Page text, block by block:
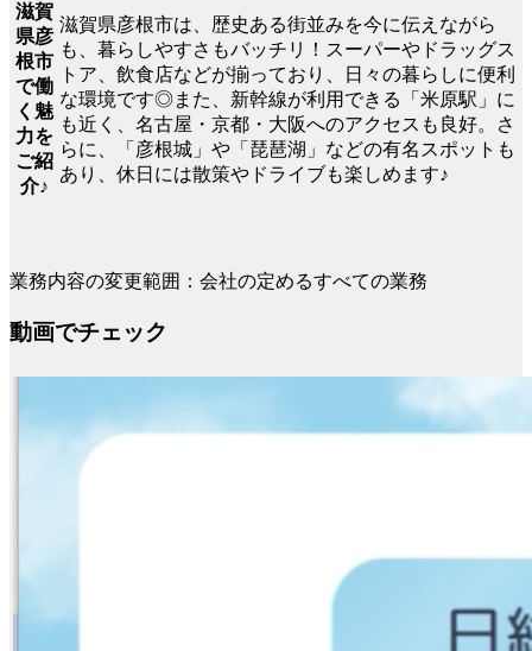
滋賀
県彦
根市
で働
く魅
力を
ご紹
介♪
滋賀県彦根市は、歴史ある街並みを今に伝えながら
も、暮らしやすさもバッチリ！スーパーやドラッグス
トア、飲食店などが揃っており、日々の暮らしに便利
な環境です◎また、新幹線が利用できる「米原駅」に
も近く、名古屋・京都・大阪へのアクセスも良好。さ
らに、「彦根城」や「琵琶湖」などの有名スポットも
あり、休日には散策やドライブも楽しめます♪
業務内容の変更範囲：会社の定めるすべての業務
動画でチェック